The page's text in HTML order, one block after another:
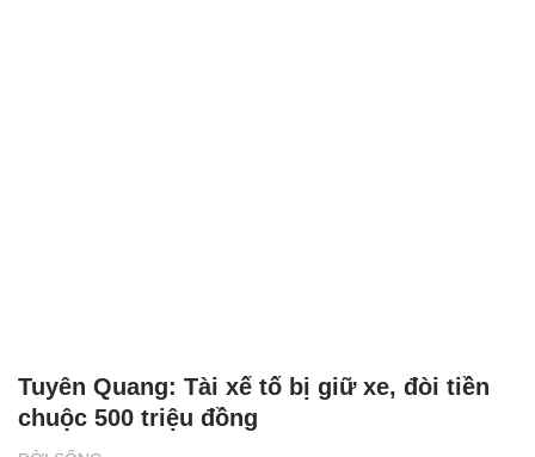
Tuyên Quang: Tài xế tố bị giữ xe, đòi tiền
chuộc 500 triệu đồng